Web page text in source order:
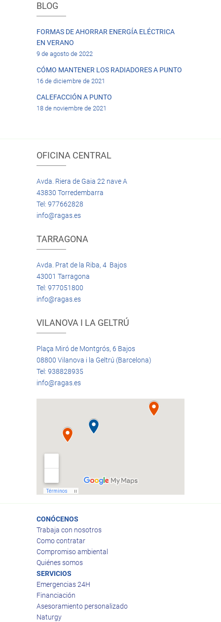
BLOG
FORMAS DE AHORRAR ENERGÍA ELÉCTRICA
EN VERANO
9 de agosto de 2022
CÓMO MANTENER LOS RADIADORES A PUNTO
16 de diciembre de 2021
CALEFACCIÓN A PUNTO
18 de noviembre de 2021
OFICINA CENTRAL
Avda. Riera de Gaia 22 nave A
43830 Torredembarra
Tel: 977662828
info@ragas.es
TARRAGONA
Avda. Prat de la Riba, 4 Bajos
43001 Tarragona
Tel: 977051800
info@ragas.es
VILANOVA I LA GELTRÚ
Plaça Miró de Montgrós, 6 Bajos
08800 Vilanova i la Geltrú (Barcelona)
Tel: 938828935
info@ragas.es
CONÓCENOS
Trabaja con nosotros
Como contratar
Compromiso ambiental
Quiénes somos
SERVICIOS
Emergencias 24H
Financiación
Asesoramiento personalizado
Naturgy